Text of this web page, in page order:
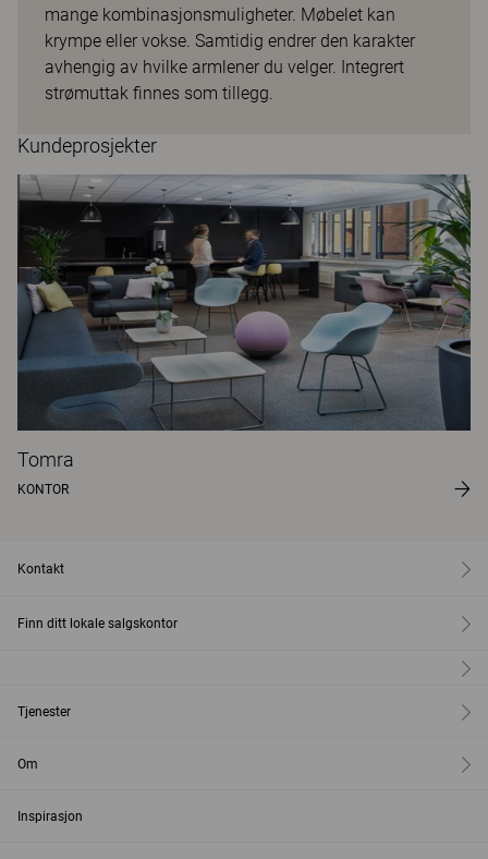
mange kombinasjonsmuligheter. Møbelet kan
krympe eller vokse. Samtidig endrer den karakter
avhengig av hvilke armlener du velger. Integrert
strømuttak finnes som tillegg.
Kundeprosjekter
Tomra
KONTOR
Kontakt
Finn ditt lokale salgskontor
Tjenester
Om
Inspirasjon